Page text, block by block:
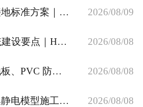
九大行业防静电接地标准方案｜SMT 半导体 PCB 机房实验室合规施工 2026/08/09
EPA 车间接地系统建设要点｜HBM/MM/CDM 防护配套独立人工接地网装置 2026/08/08
机房架空防静电地板、PVC 防静电地板施工接地规范 2026/08/08
肇庆串联总线归集静电模型施工 流水线联动防静电接地特点 2026/08/08